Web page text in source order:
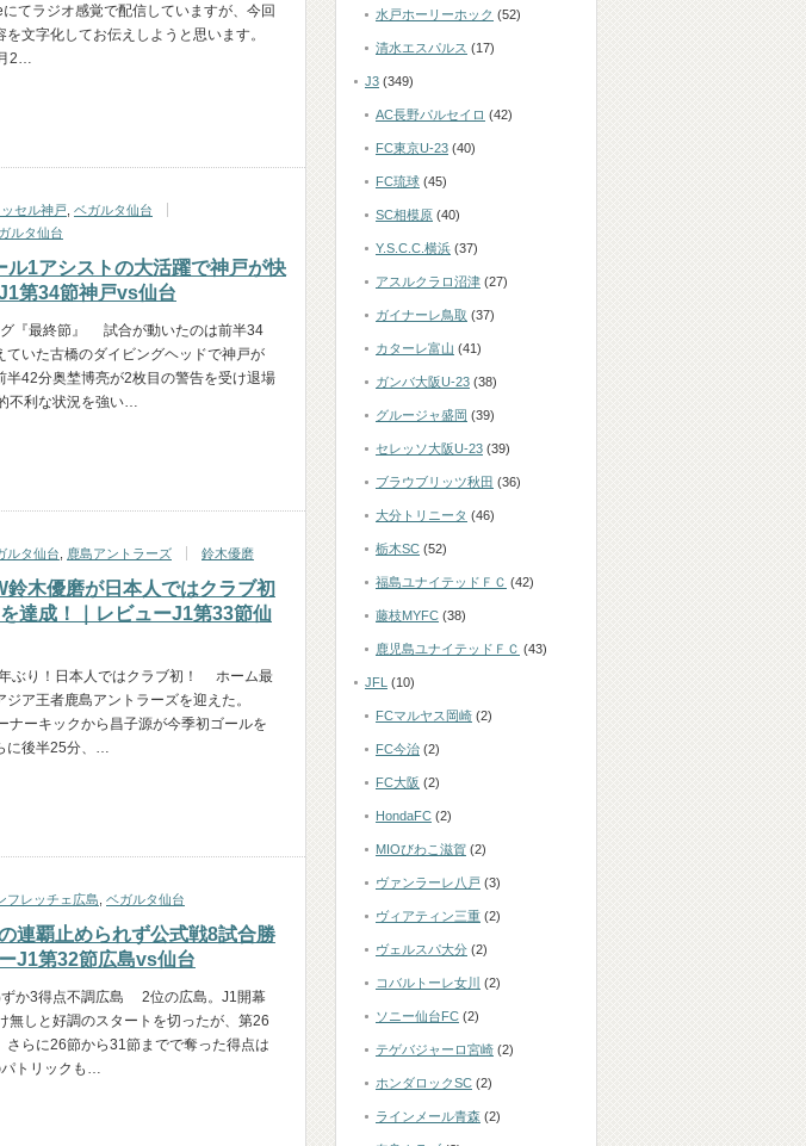
てラジオ感覚で配信していますが、今回
文字化してお伝えしようと思います。
2…
セル神戸 ベガルタ仙台
ルタ仙台
ル1アシストの大活躍で神戸が快
第34節神戸vs仙台
『最終節』 試合が動いたのは前半34
ていた古橋のダイビングヘッドで神戸が
半42分奥埜博亮が2枚目の警告を受け退場
不利な状況を強い…
ルタ仙台 鹿島アントラーズ 鈴木優磨
鈴木優磨が日本人ではクラブ初
達成！｜レビューJ1第33節仙
ぶり！日本人ではクラブ初！ ホーム最
ジア王者鹿島アントラーズを迎えた。
ナーキックから昌子源が今季初ゴールを
に後半25分、…
フレッチェ広島 ベガルタ仙台
連覇止められず公式戦8試合勝
J1第32節広島vs仙台
ずか3得点不調広島 2位の広島。J1開幕
無しと好調のスタートを切ったが、第26
さらに26節から31節までで奪った得点は
トリックも…
水戸ホーリーホック (52)
清水エスパルス (17)
J3 (349)
AC長野パルセイロ (42)
FC東京U-23 (40)
FC琉球 (45)
SC相模原 (40)
Y.S.C.C.横浜 (37)
アスルクラロ沼津 (27)
ガイナーレ鳥取 (37)
カターレ富山 (41)
ガンバ大阪U-23 (38)
グルージャ盛岡 (39)
セレッソ大阪U-23 (39)
ブラウブリッツ秋田 (36)
大分トリニータ (46)
栃木SC (52)
福島ユナイテッドＦＣ (42)
藤枝MYFC (38)
鹿児島ユナイテッドＦＣ (43)
JFL (10)
FCマルヤス岡崎 (2)
FC今治 (2)
FC大阪 (2)
HondaFC (2)
MIOびわこ滋賀 (2)
ヴァンラーレ八戸 (3)
ヴィアティン三重 (2)
ヴェルスパ大分 (2)
コバルトーレ女川 (2)
ソニー仙台FC (2)
テゲバジャーロ宮崎 (2)
ホンダロックSC (2)
ラインメール青森 (2)